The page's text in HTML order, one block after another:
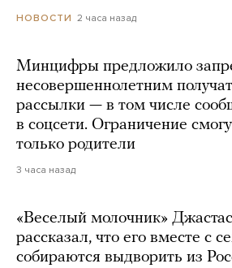
НОВОСТИ 2 часа назад
Минцифры предложило
несовершеннолетним
рассылки — в том числе
в соцсети. Ограничение
только родители
3 часа назад
«Веселый молочник»
рассказал, что его вместе с
собираются выдворить из